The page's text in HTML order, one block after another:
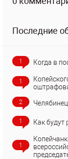
Последние
1 Когда в
1
2
1 Как будут
1